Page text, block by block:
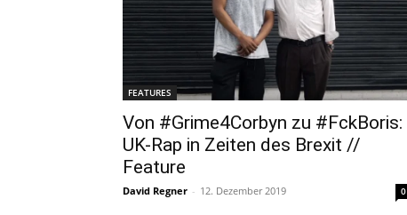
FEATURES
Von #Grime4Corbyn zu #FckBoris:
UK-Rap in Zeiten des Brexit //
Feature
David Regner - 12. Dezember 2019 0